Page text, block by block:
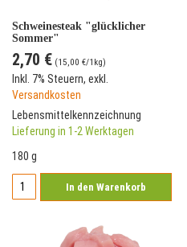
Schweinesteak "glücklicher
Sommer"
2,70 € (15,00 €/1kg)
Inkl. 7% Steuern, exkl.
Versandkosten
Lebensmittelkennzeichnung
Lieferung in 1-2 Werktagen
180 g
In den Warenkorb